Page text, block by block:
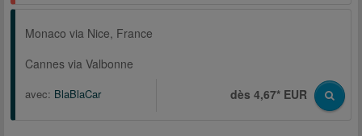
Monaco via Nice, France
Cannes via Valbonne
avec: BlaBlaCar dès 4,67* EUR